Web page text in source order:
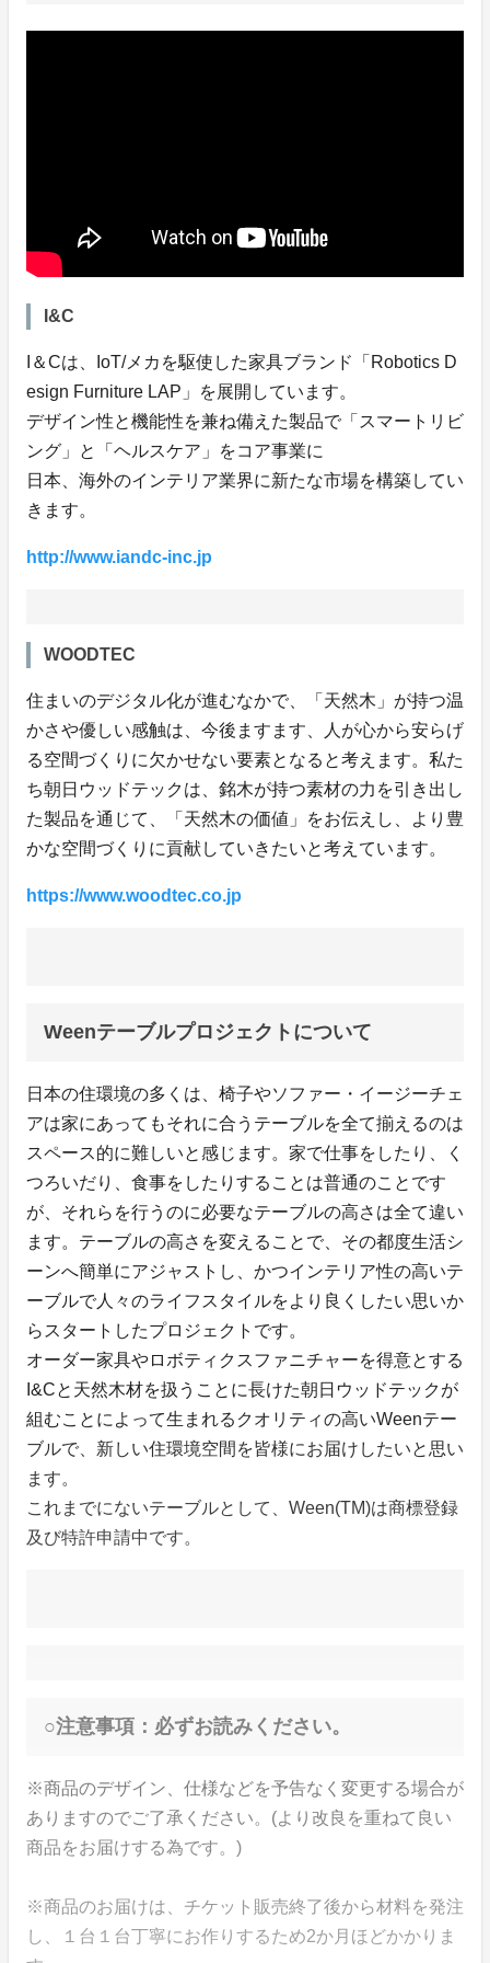
I&C
I＆Cは、IoT/メカを駆使した家具ブランド「Robotics D
esign Furniture LAP」を展開しています。
デザイン性と機能性を兼ね備えた製品で「スマートリビ
ング」と「ヘルスケア」をコア事業に
日本、海外のインテリア業界に新たな市場を構築してい
きます。
http://www.iandc-inc.jp
WOODTEC
住まいのデジタル化が進むなかで、「天然木」が持つ温
かさや優しい感触は、今後ますます、人が心から安らげ
る空間づくりに欠かせない要素となると考えます。私た
ち朝日ウッドテックは、銘木が持つ素材の力を引き出し
た製品を通じて、「天然木の価値」をお伝えし、より豊
かな空間づくりに貢献していきたいと考えています。
https://www.woodtec.co.jp
Weenテーブルプロジェクトについて
日本の住環境の多くは、椅子やソファー・イージーチェ
アは家にあってもそれに合うテーブルを全て揃えるのは
スペース的に難しいと感じます。家で仕事をしたり、く
つろいだり、食事をしたりすることは普通のことです
が、それらを行うのに必要なテーブルの高さは全て違い
ます。テーブルの高さを変えることで、その都度生活シ
ーンへ簡単にアジャストし、かつインテリア性の高いテ
ーブルで人々のライフスタイルをより良くしたい思いか
らスタートしたプロジェクトです。
オーダー家具やロボティクスファニチャーを得意とする
I&Cと天然木材を扱うことに長けた朝日ウッドテックが
組むことによって生まれるクオリティの高いWeenテー
ブルで、新しい住環境空間を皆様にお届けしたいと思い
ます。
これまでにないテーブルとして、Ween(TM)は商標登録
及び特許申請中です。
○注意事項：必ずお読みください。
※商品のデザイン、仕様などを予告なく変更する場合が
ありますのでご了承ください。(より改良を重ねて良い
商品をお届けする為です。)
※商品のお届けは、チケット販売終了後から材料を発注
し、１台１台丁寧にお作りするため2か月ほどかかりま